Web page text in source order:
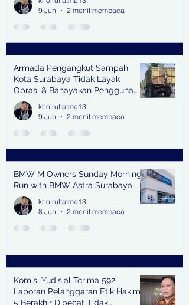
9 Jun
2 menit membaca
Armada Pengangkut Sampah
Kota Surabaya Tidak Layak
Oprasi & Bahayakan Pengguna
Jalan
khoirulfatma13
9 Jun
2 menit membaca
BMW M Owners Sunday Morning
Run with BMW Astra Surabaya
khoirulfatma13
8 Jun
2 menit membaca
Komisi Yudisial Terima 592
Laporan Pelanggaran Etik Hakim,
5 Berakhir Dipecat Tidak